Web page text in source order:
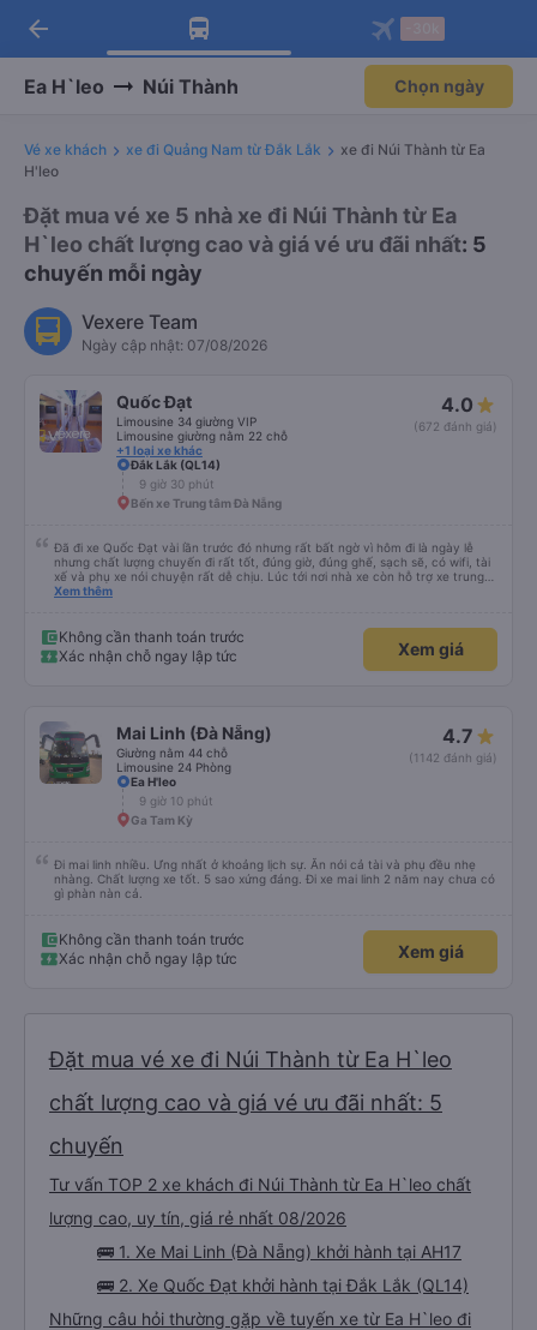
Tải app Vexere ngay!
Nhận ưu đãi thành viên độc
Mở app
Tải app Vexere
-30k/ghế khi đặt vé máy bay qua
Mở app
arrow_back
Ea H`leo Núi Thành Chọn ngày
Vé xe khách xe đi Quảng Nam từ Đắk Lắk
xe đi Núi Thành từ Ea
H'leo
Đặt mua vé xe 5 nhà xe đi Núi Thành từ Ea
H`leo chất lượng cao và giá vé ưu đãi nhất: 5
chuyến mỗi ngày
Vexere Team
Ngày cập nhật: 07/08/2026
Quốc Đạt
Limousine 34 giường VIP
Limousine giường nằm 22 chỗ
+1 loại xe khác
4.0
(672 đánh giá)
Đắk Lắk (QL14)
9 giờ 30 phút
Bến xe Trung tâm Đà Nẵng
Đã đi xe Quốc Đạt vài lần trước đó nhưng rất bất ngờ vì hôm đi là ngày lễ
nhưng chất lượng chuyến đi rất tốt, đúng giờ, đúng ghế, sạch sẽ, có wifi, tài
xế và phụ xe nói chuyện rất dễ chịu. Lúc tới nơi nhà xe còn hỗ trợ xe trung
chuyển tới tận nhà. 10đ cho nhà xe, hy vọng nhà xe duy trì được chất lượng
Xem thêm
Không cần thanh toán trước
Xác nhận chỗ ngay lập tức
Xem giá
Mai Linh (Đà Nẵng)
Giường nằm 44 chỗ
Limousine 24 Phòng
4.7
(1142 đánh giá)
Ea H'leo
9 giờ 10 phút
Ga Tam Kỳ
Đi mai linh nhiều. Ưng nhất ở khoảng lịch sự. Ăn nói cả tài và phụ đều nhẹ
nhàng. Chất lượng xe tốt. 5 sao xứng đáng. Đi xe mai linh 2 năm nay chưa có
gì phàn nàn cả.
Không cần thanh toán trước
Xác nhận chỗ ngay lập tức
Xem giá
Đặt mua vé xe đi Núi Thành từ Ea H`leo
chất lượng cao và giá vé ưu đãi nhất: 5
chuyến
Tư vấn TOP 2 xe khách đi Núi Thành từ Ea H`leo chất
lượng cao, uy tín, giá rẻ nhất 08/2026
🚌 1. Xe Mai Linh (Đà Nẵng) khởi hành tại AH17
🚌 2. Xe Quốc Đạt khởi hành tại Đắk Lắk (QL14)
Những câu hỏi thường gặp về tuyến xe từ Ea H`leo đi